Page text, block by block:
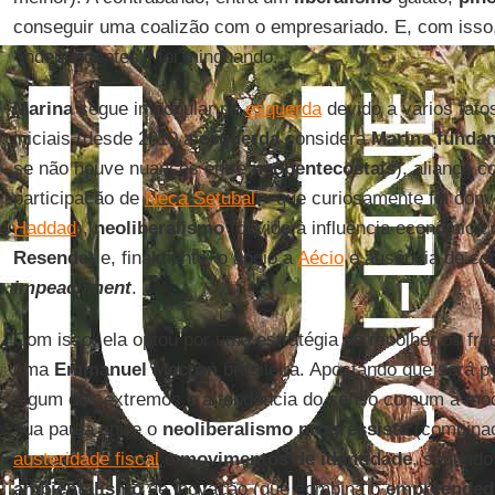
conseguir uma coalizão com o empresariado. E, com
"independentes") foi minguando.
Marinasegue impopular naesquerdadevido a vários
iniciais (desde 2010 aesquerdaconsideraMarina
se não houve nuances entreneopentecostais), aliança
participação deNeca Setubal— que curiosamente foi
Haddad),neoliberalismo(devido à influência econômica
Resende) e, finalmente, o apoio aAécioe ausência de
impeachment.
Com isso, ela optou por uma estratégia de recolher os
uma Emmanuel Macronbrasileira. Apostando que será
algum dos extremos e a tendência do senso comum à
sua pauta entre o neoliberalismo progressista
austeridade fiscalemovimentos de identidade,
ambientalismode inovação (que combina o